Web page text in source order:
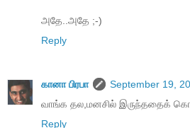
அதே..அதே ;-)
Reply
கானா பிரபா
September 19,
வாங்க தல,மனசில் இருந்ததைக்
Reply